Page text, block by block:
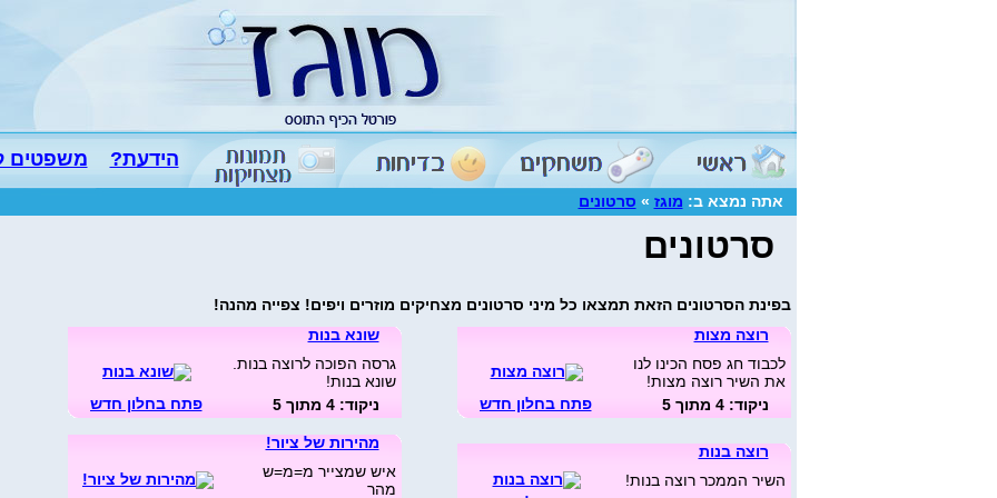
הידעת? משפטים
אתה נמצא ב: מוגז » סרטונים
סרטונים
בפינת הסרטונים הזאת תמצאו כל מיני סרטונים מצחיקים מוזרים ויפים! צפייה מהנה!
רוצה מצות
לכבוד חג פסח הכינו לנו
את השיר רוצה מצות!
ניקוד: 4 מתוך 5
פתח בחלון חדש
שונא בנות
גרסה הפוכה לרוצה בנות.
שונא בנות!
ניקוד: 4 מתוך 5
פתח בחלון חדש
רוצה בנות
השיר הממכר רוצה בנות!
מהירות של ציור!
איש שמצייר מ=מ=ש
מהר